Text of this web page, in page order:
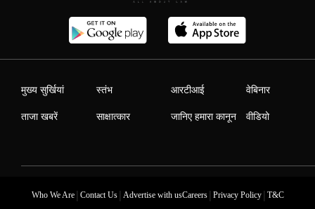
मुख्य सुर्खियां
ताजा खबरें
स्तंभ
साक्षात्कार
आरटीआई
जानिए हमारा कानून
वेबिनार
वीडियो
Who We Are| Contact Us| Advertise with usCareers| Privacy Policy| T&C